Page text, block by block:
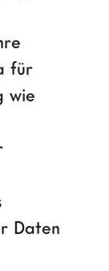
für
wie
Daten